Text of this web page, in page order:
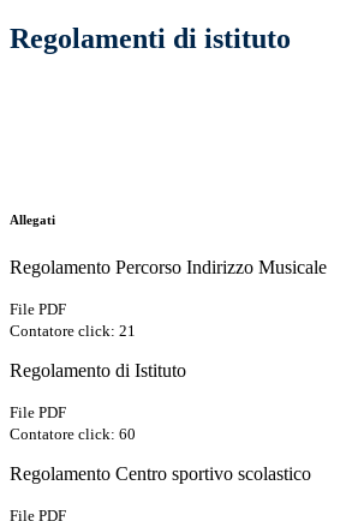
Regolamenti di istituto
Allegati
Regolamento Percorso Indirizzo Musicale
File PDF
Contatore click: 21
Regolamento di Istituto
File PDF
Contatore click: 60
Regolamento Centro sportivo scolastico
File PDF